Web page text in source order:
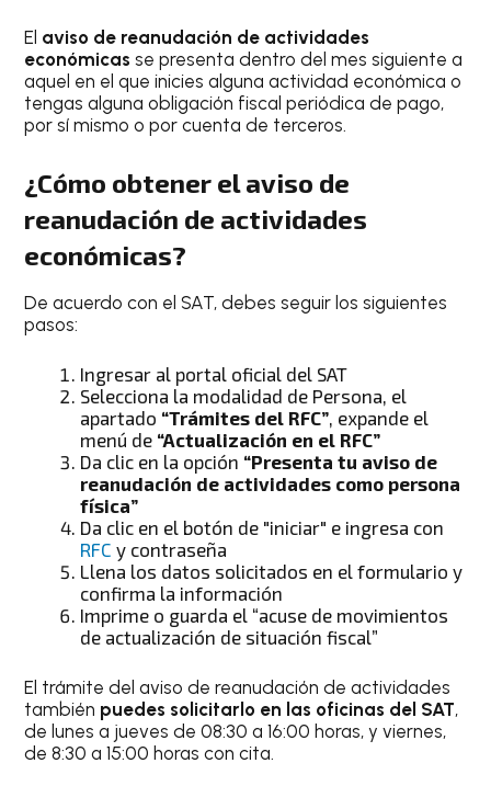
El aviso de reanudación de actividades
económicasse presenta dentro del mes siguiente a
aquel en el que inicies alguna actividad económica o
tengas alguna obligación fiscal periódica de pago,
por sí mismo o por cuenta de terceros.
¿Cómo obtener el aviso de
reanudación de actividades
económicas?
De acuerdo con el SAT, debes seguir los siguientes
pasos:
Ingresar al portal oficial del SAT
Selecciona la modalidad de Persona, el
apartado “Trámites del RFC”, expande el
menú de “Actualización en el RFC”
Da clic en la opción “Presenta tu aviso de
reanudación de actividades como persona
física”
Da clic en el botón de "iniciar" e ingresa con
RFC y contraseña
Llena los datos solicitados en el formulario y
confirma la información
Imprime o guarda el “acuse de movimientos
de actualización de situación fiscal”
El trámite del aviso de reanudación de actividades
también puedes solicitarlo en las oficinas del SAT,
de lunes a jueves de 08:30 a 16:00 horas, y viernes,
de 8:30 a 15:00 horas con cita.